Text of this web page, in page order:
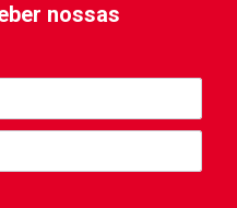
nossas